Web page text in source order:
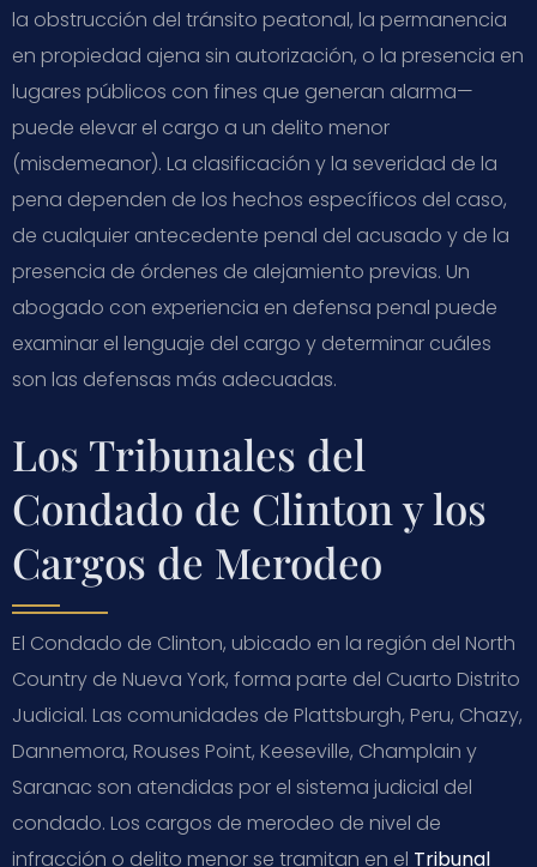
la obstrucción del tránsito peatonal, la permanencia
en propiedad ajena sin autorización, o la presencia en
lugares públicos con fines que generan alarma—
puede elevar el cargo a un delito menor
(misdemeanor). La clasificación y la severidad de la
pena dependen de los hechos específicos del caso,
de cualquier antecedente penal del acusado y de la
presencia de órdenes de alejamiento previas. Un
abogado con experiencia en defensa penal puede
examinar el lenguaje del cargo y determinar cuáles
son las defensas más adecuadas.
Los Tribunales del
Condado de Clinton y los
Cargos de Merodeo
El Condado de Clinton, ubicado en la región del North
Country de Nueva York, forma parte del Cuarto Distrito
Judicial. Las comunidades de Plattsburgh, Peru, Chazy,
Dannemora, Rouses Point, Keeseville, Champlain y
Saranac son atendidas por el sistema judicial del
condado. Los cargos de merodeo de nivel de
infracción o delito menor se tramitan en el Tribunal